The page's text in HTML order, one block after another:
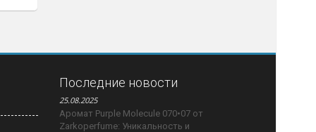
Последние новости
25.08.2025
Аромат Purple Molecule 070•07 от
Zarkoperfume: Уникальность и